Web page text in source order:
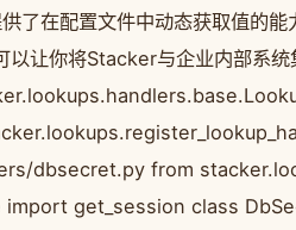
了在配置文件中动态获取值的
以让你将Stacker与企业内部系
dbsecret.py from
get_session class